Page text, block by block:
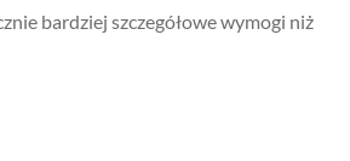
bardziej szczegółowe wymogi niż